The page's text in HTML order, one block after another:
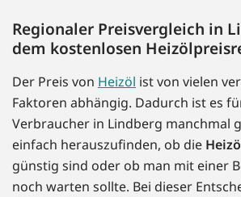
Regionaler Preisvergleich in
dem kostenlosen
Der Preis von Heizöl ist von vielen
Faktoren abhängig. Dadurch ist es
Verbraucher in Lindberg manchmal
einfach herauszufinden, ob die
günstig sind oder ob man mit einer
noch warten sollte. Bei dieser